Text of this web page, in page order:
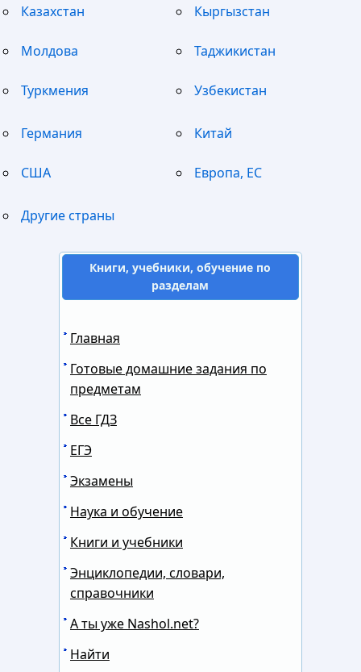
Казахстан Кыргызстан
Молдова Таджикистан
Туркмения Узбекистан
Германия Китай
США Европа, ЕС
Другие страны
Книги, учебники, обучение по
разделам
Главная
Готовые домашние задания по
предметам
Все ГДЗ
ЕГЭ
Экзамены
Наука и обучение
Книги и учебники
Энциклопедии, словари,
справочники
А ты уже Nashol.net?
Найти